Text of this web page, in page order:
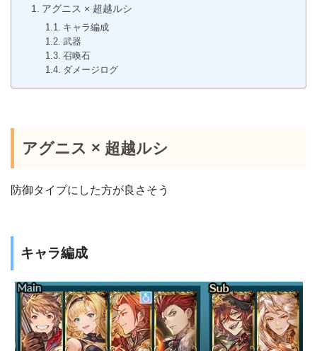
アグニス × 超越ルシ
キャラ編成
武器
召喚石
ダメージログ
アグニス × 超越ルシ
防御タイプにした方が良さそう
キャラ編成